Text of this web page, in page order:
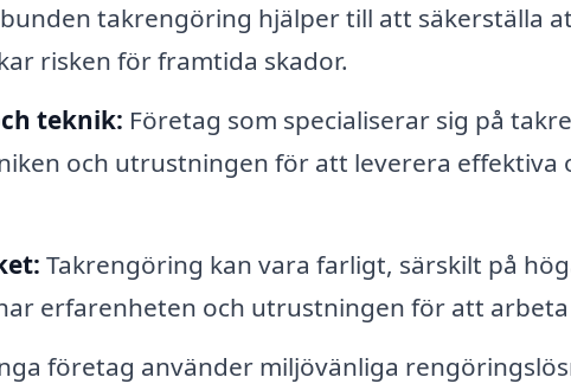
takrengöring hjälper till att säkerställa
risken för framtida skador.
teknik: Företag som specialiserar sig på
och utrustningen för att leverera effektiva
Takrengöring kan vara farligt, särskilt på
erfarenheten och utrustningen för att
företag använder miljövänliga